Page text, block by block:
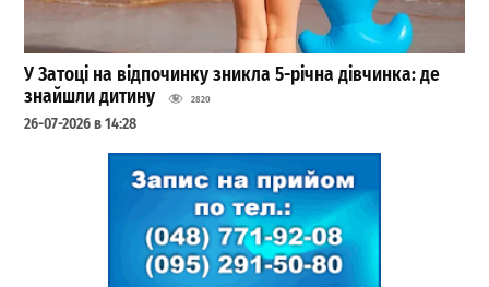
У Затоці на відпочинку зникла 5-річна дівчинка: де
знайшли дитину
2820
26-07-2026 в 14:28